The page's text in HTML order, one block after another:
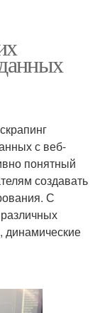
с веб-
понятный
создавать
С
динамические